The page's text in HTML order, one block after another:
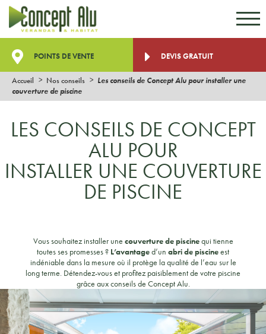
POINTS DE VENTE DEVIS GRATUIT
Accueil Nos conseils
Les conseils de Concept Alu pour installer une
couverture de piscine
LES CONSEILS DE CONCEPT
ALU POUR
INSTALLER UNE COUVERTURE
DE PISCINE
Vous souhaitez installer une couverture de piscinequi tienne
toutes ses promesses ? L’avantaged’un abri de piscineest
indéniable dans la mesure où il protège la qualité de l’eau sur le
long terme. Détendez-vous et profitez paisiblement de votre piscine
grâce aux conseils de Concept Alu.